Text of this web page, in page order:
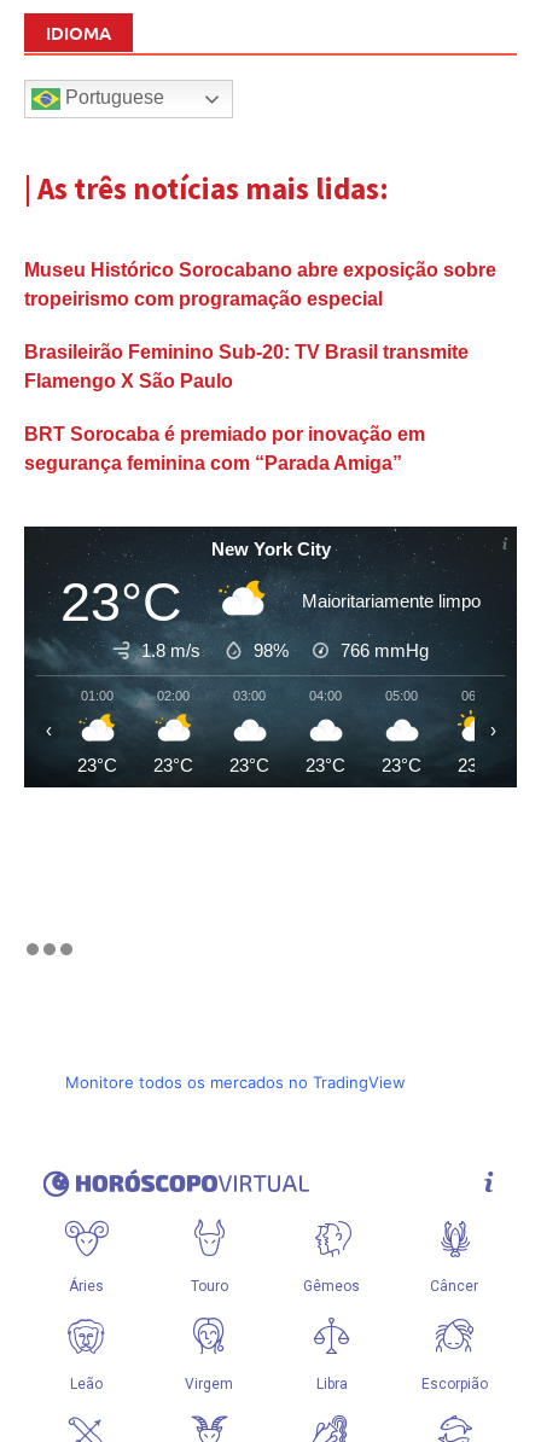
IDIOMA
Portuguese
| As três notícias mais lidas:
Museu Histórico Sorocabano abre exposição sobre
tropeirismo com programação especial
Brasileirão Feminino Sub-20: TV Brasil transmite
Flamengo X São Paulo
BRT Sorocaba é premiado por inovação em
segurança feminina com “Parada Amiga”
New York City
23°C Maioritariamente limpo
1.8 m/s 98% 766 mmHg
01:00
23°C
02:00
23°C
03:00
23°C
04:00
23°C
05:00
23°C
06:00
23°C
‹ ›
Monitore todos os mercados no TradingView